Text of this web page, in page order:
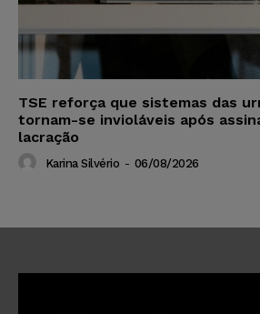
TSE reforça que sistemas das
tornam-se invioláveis após
lacração
Karina Silvério - 06/08/2026